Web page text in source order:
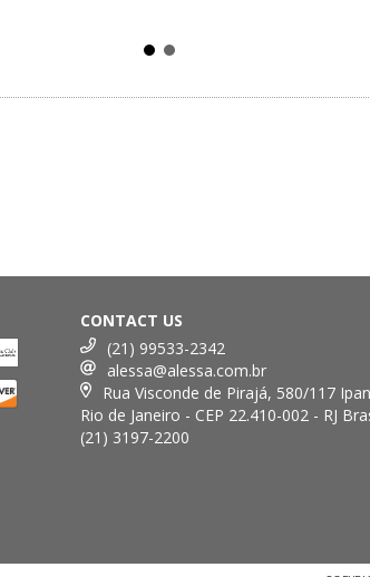
CONTACT US
(21) 99533-2342
alessa@alessa.com.br
Rua Visconde de Pirajá, 580/117
Rio de Janeiro - CEP 22.410-002 - RJ
(21) 3197-2200